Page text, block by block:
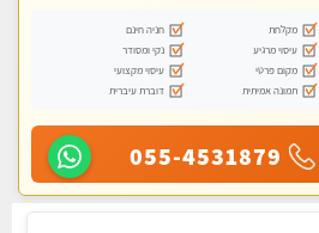
מקלחת
חניה חינם
עיסוי מרגיע
נקי ומסודר
מקום פרטי
עיסוי מקצועי
תמונה אמיתית
דוברת עיברית
055-4531879